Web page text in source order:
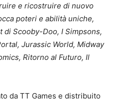
e ricostruire di nuovo
poteri e abilità uniche,
Scooby-Doo, I Simpsons,
Jurassic World, Midway
Ritorno al Futuro, Il
da TT Games e distribuito